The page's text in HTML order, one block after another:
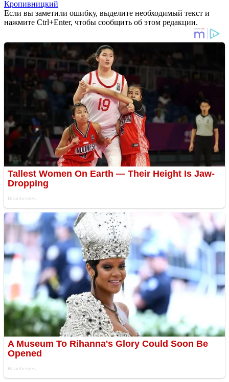
Кропивницкий
Если вы заметили ошибку, выделите необходимый текст и
нажмите Ctrl+Enter, чтобы сообщить об этом редакции.